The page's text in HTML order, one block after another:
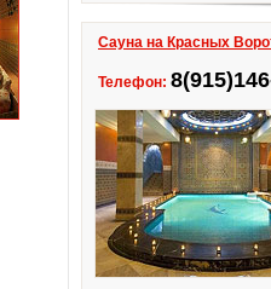
Сауна на Красных
Телефон: